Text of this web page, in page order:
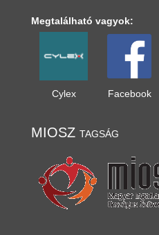
Megtalálható vagyok:
Cylex Facebook
MIOSZ tagság